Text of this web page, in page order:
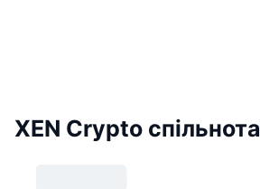
XEN Crypto спільнота